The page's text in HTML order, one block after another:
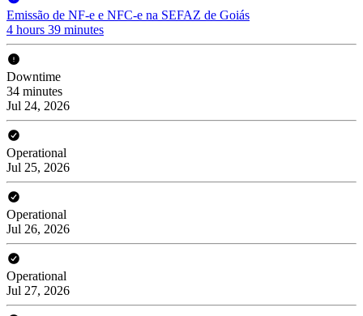
Emissão de NF-e e NFC-e na SEFAZ de Goiás
4 hours 39 minutes
Downtime
34 minutes
Jul 24, 2026
Operational
Jul 25, 2026
Operational
Jul 26, 2026
Operational
Jul 27, 2026